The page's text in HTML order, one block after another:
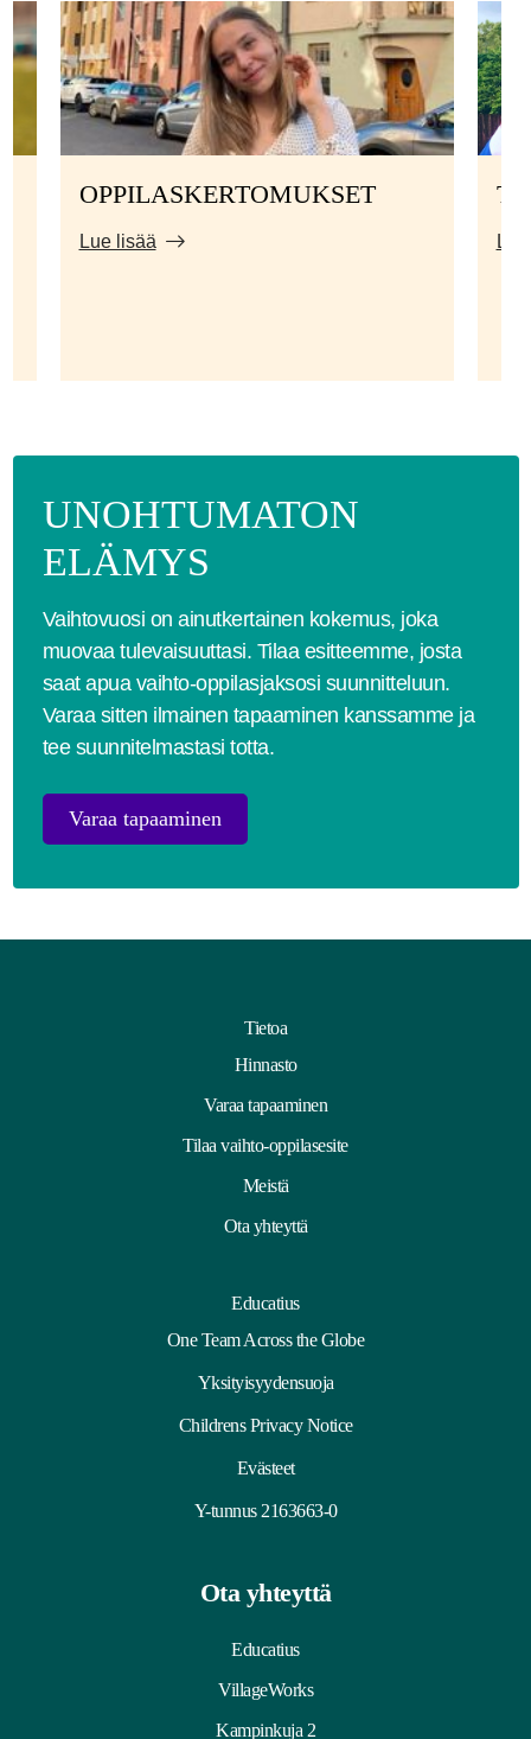
OPPILASKERTOMUKSET
Lue lisää
UNOHTUMATON
ELÄMYS
Vaihtovuosi on ainutkertainen kokemus, joka
muovaa tulevaisuuttasi. Tilaa esitteemme, josta
saat apua vaihto-oppilasjaksosi suunnitteluun.
Varaa sitten ilmainen tapaaminen kanssamme ja
tee suunnitelmastasi totta.
Varaa tapaaminen
Tietoa
Hinnasto
Varaa tapaaminen
Tilaa vaihto-oppilasesite
Meistä
Ota yhteyttä
Educatius
One Team Across the Globe
Yksityisyydensuoja
Childrens Privacy Notice
Evästeet
Y-tunnus 2163663-0
Ota yhteyttä
Educatius
VillageWorks
Kampinkuja 2